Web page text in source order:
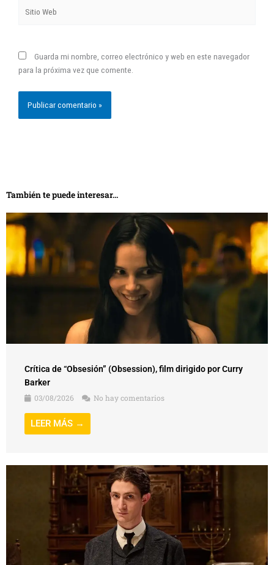
Guarda mi nombre, correo electrónico y web en este navegador
para la próxima vez que comente.
También te puede interesar...
Crítica de “Obsesión” (Obsession), film dirigido por Curry
Barker
03/08/2026
No hay comentarios
LEER MÁS →